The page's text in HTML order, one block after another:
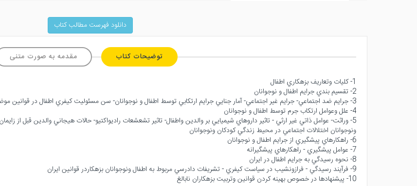
دانلود فهرست مطالب کتاب
توضیحات کتاب مقدمه به صورت متنی
1- كليات وتعاريف بزهكاري اطفال
2- تقسيم بندي جرايم اطفال و نوجوانان
3- جرايم ضد اجتماعي- جرايم غير اجتماعي- آمار جنايي جرايم ارتكابي توسط اطفال و نوجوانان- سن مسئوليت كيفري اطفال در قوانين موضوعه ايران- مباني مسئوليت كيفري اطفال
4- علل وعوامل ارتكاب جرم توسط اطفال و نوجوانان
5- وراثت- عوامل ذاتي غير ارثي - تاثير داروهاي شيميايي بر والدين واطفال- تاثير تشعشعات راديواكتيو- حالات هيجاني والدين قبل از
ونوجوانان اختلالات اجتماعي در محيط زندگي كودكان ونوجوانان
6- راهكارهاي پيشگيري از جرايم اطفال و نوجوانان
7- عوامل پيشگيري - راهكارهاي پيشگيرانه
8- نحوه رسيدگي به جرايم اطفال در ايران
9- فرآيند رسيدگي - فرازونشيب در سياست كيفري - تشريفات دادرسي مربوط به اطفال ونوجوانان بزهكاردر قوانين ايران
10- پيشنهادها در خصوص بهينه كردن قوانين وتربيت بزهكاران نابالغ